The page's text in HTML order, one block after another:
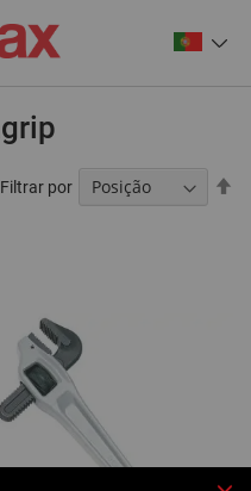
Filtrar por